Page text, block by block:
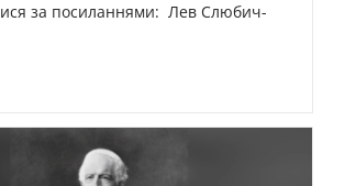
за посиланнями: Лев Слюбич-